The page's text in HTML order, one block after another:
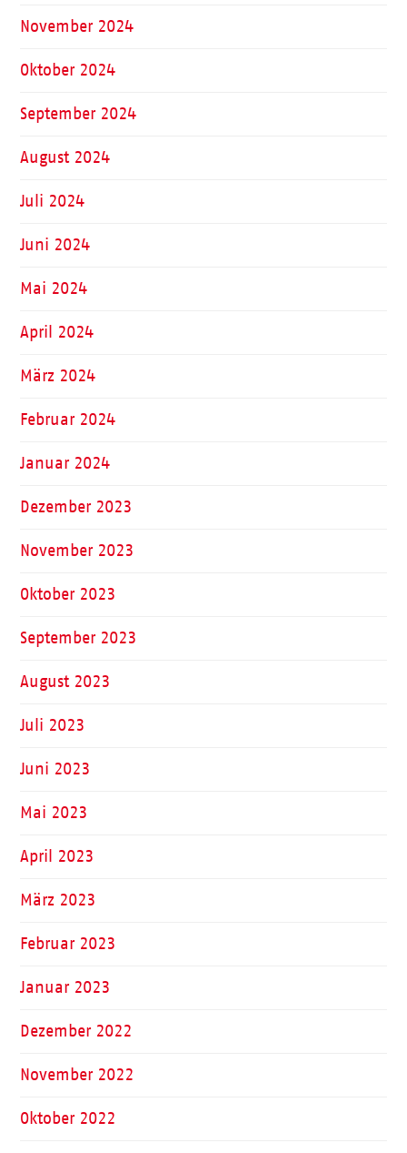
November 2024
Oktober 2024
September 2024
August 2024
Juli 2024
Juni 2024
Mai 2024
April 2024
März 2024
Februar 2024
Januar 2024
Dezember 2023
November 2023
Oktober 2023
September 2023
August 2023
Juli 2023
Juni 2023
Mai 2023
April 2023
März 2023
Februar 2023
Januar 2023
Dezember 2022
November 2022
Oktober 2022